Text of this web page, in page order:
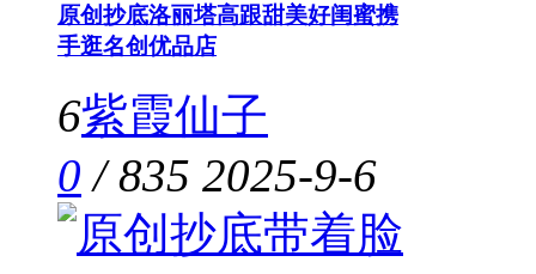
原创抄底洛丽塔高跟甜美好闺蜜携
手逛名创优品店
6紫霞仙子
0 /835 2025-9-6